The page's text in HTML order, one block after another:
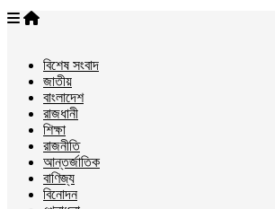
বিশেষ সংবাদ
জাতীয়
বাংলাদেশ
রাজধানী
শিক্ষা
রাজনীতি
আন্তর্জাতিক
বাণিজ্য
বিনোদন